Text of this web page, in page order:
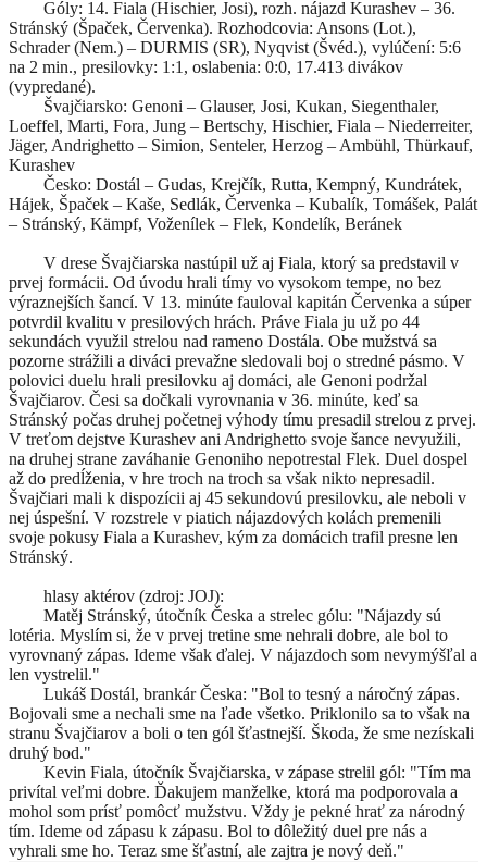
Góly: 14. Fiala (Hischier, Josi), rozh. nájazd Kurashev – 36.
Stránský (Špaček, Červenka). Rozhodcovia: Ansons (Lot.),
Schrader (Nem.) – DURMIS (SR), Nyqvist (Švéd.), vylúčení: 5:6
na 2 min., presilovky: 1:1, oslabenia: 0:0, 17.413 divákov
(vypredané).
Švajčiarsko: Genoni – Glauser, Josi, Kukan, Siegenthaler,
Loeffel, Marti, Fora, Jung – Bertschy, Hischier, Fiala – Niederreiter,
Jäger, Andrighetto – Simion, Senteler, Herzog – Ambühl, Thürkauf,
Kurashev
Česko: Dostál – Gudas, Krejčík, Rutta, Kempný, Kundrátek,
Hájek, Špaček – Kaše, Sedlák, Červenka – Kubalík, Tomášek, Palát
– Stránský, Kämpf, Voženílek – Flek, Kondelík, Beránek
V drese Švajčiarska nastúpil už aj Fiala, ktorý sa predstavil v
prvej formácii. Od úvodu hrali tímy vo vysokom tempe, no bez
výraznejších šancí. V 13. minúte fauloval kapitán Červenka a súper
potvrdil kvalitu v presilových hrách. Práve Fiala ju už po 44
sekundách využil strelou nad rameno Dostála. Obe mužstvá sa
pozorne strážili a diváci prevažne sledovali boj o stredné pásmo. V
polovici duelu hrali presilovku aj domáci, ale Genoni podržal
Švajčiarov. Česi sa dočkali vyrovnania v 36. minúte, keď sa
Stránský počas druhej početnej výhody tímu presadil strelou z prvej.
V treťom dejstve Kurashev ani Andrighetto svoje šance nevyužili,
na druhej strane zaváhanie Genoniho nepotrestal Flek. Duel dospel
až do predĺženia, v hre troch na troch sa však nikto nepresadil.
Švajčiari mali k dispozícii aj 45 sekundovú presilovku, ale neboli v
nej úspešní. V rozstrele v piatich nájazdových kolách premenili
svoje pokusy Fiala a Kurashev, kým za domácich trafil presne len
Stránský.
hlasy aktérov (zdroj: JOJ):
Matěj Stránský, útočník Česka a strelec gólu: "Nájazdy sú
lotéria. Myslím si, že v prvej tretine sme nehrali dobre, ale bol to
vyrovnaný zápas. Ideme však ďalej. V nájazdoch som nevymýšľal a
len vystrelil."
Lukáš Dostál, brankár Česka: "Bol to tesný a náročný zápas.
Bojovali sme a nechali sme na ľade všetko. Priklonilo sa to však na
stranu Švajčiarov a boli o ten gól šťastnejší. Škoda, že sme nezískali
druhý bod."
Kevin Fiala, útočník Švajčiarska, v zápase strelil gól: "Tím ma
privítal veľmi dobre. Ďakujem manželke, ktorá ma podporovala a
mohol som prísť pomôcť mužstvu. Vždy je pekné hrať za národný
tím. Ideme od zápasu k zápasu. Bol to dôležitý duel pre nás a
vyhrali sme ho. Teraz sme šťastní, ale zajtra je nový deň."